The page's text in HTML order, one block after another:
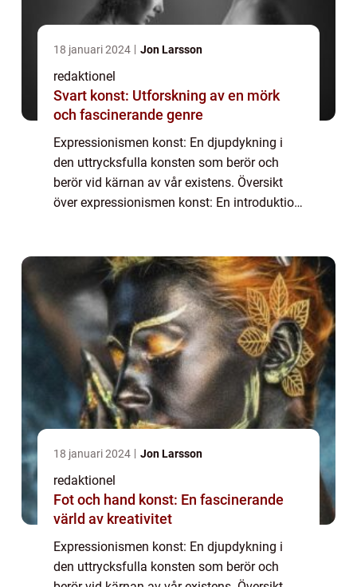
18 januari 2024 Jon Larsson
redaktionel
Svart konst: Utforskning av en mörk
och fascinerande genre
Expressionismen konst: En djupdykning i
den uttrycksfulla konsten som berör och
berör vid kärnan av vår existens. Översikt
över expressionismen konst: En introduktion
konstst...
18 januari 2024 Jon Larsson
redaktionel
Fot och hand konst: En fascinerande
värld av kreativitet
Expressionismen konst: En djupdykning i
den uttrycksfulla konsten som berör och